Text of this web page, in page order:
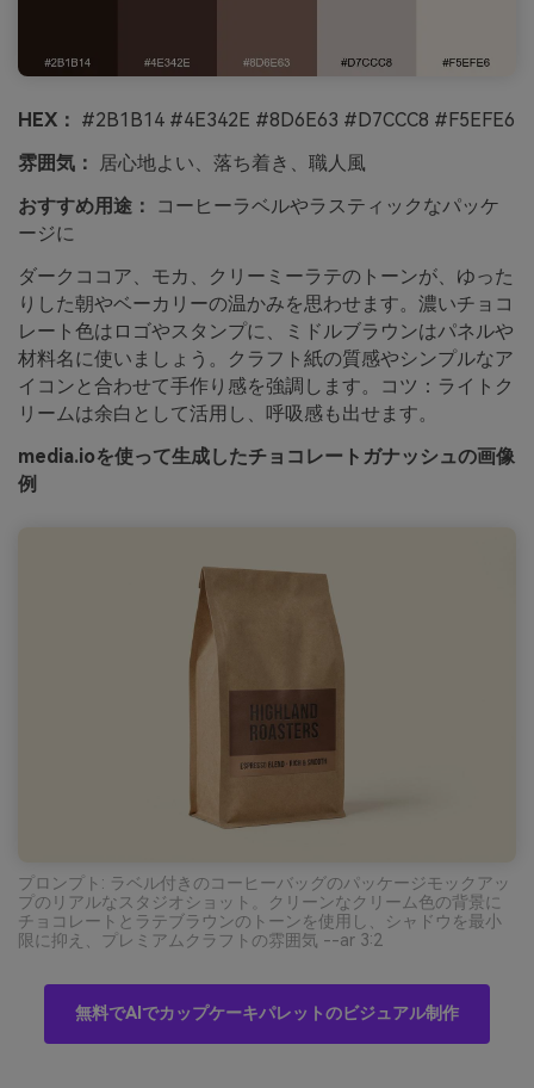
HEX： #2B1B14 #4E342E #8D6E63 #D7CCC8 #F5EFE6
雰囲気：
居心地よい、落ち着き、職人風
おすすめ用途：
コーヒーラベルやラスティックなパッケ
ージに
ダークココア、モカ、クリーミーラテのトーンが、ゆった
りした朝やベーカリーの温かみを思わせます。濃いチョコ
レート色はロゴやスタンプに、ミドルブラウンはパネルや
材料名に使いましょう。クラフト紙の質感やシンプルなア
イコンと合わせて手作り感を強調します。コツ：ライトク
リームは余白として活用し、呼吸感も出せます。
media.ioを使って生成したチョコレートガナッシュの画像
例
プロンプト: ラベル付きのコーヒーバッグのパッケージモックアッ
プのリアルなスタジオショット。クリーンなクリーム色の背景に
チョコレートとラテブラウンのトーンを使用し、シャドウを最小
限に抑え、プレミアムクラフトの雰囲気 --ar 3:2
無料でAIでカップケーキパレットのビジュアル制作